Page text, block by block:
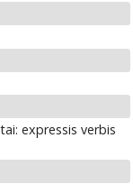
expressis verbis